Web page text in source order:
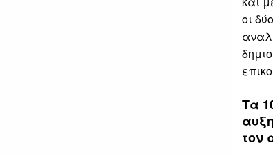
οι
Τα
τον